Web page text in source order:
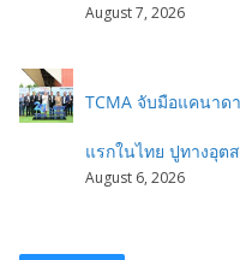
August 7, 2026
TCMA จับมือแคนาด
แรกในไทย ปูทางอุต
August 6, 2026